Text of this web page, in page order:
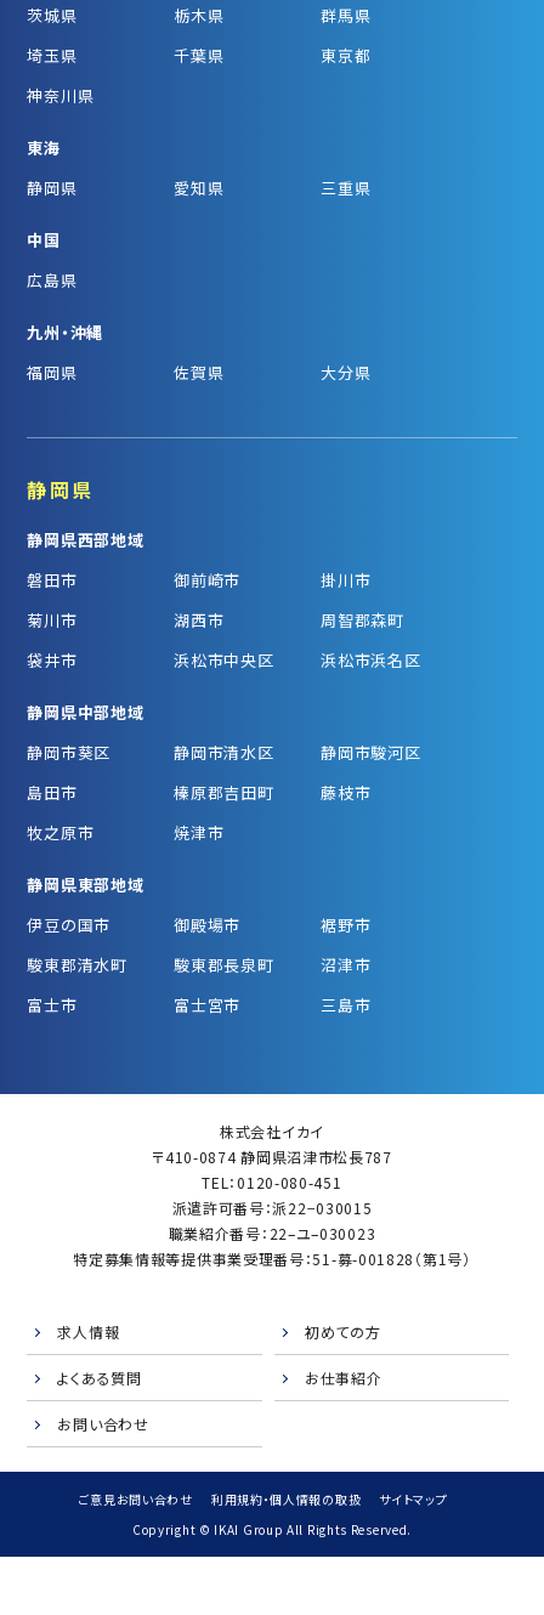
茨城県
栃木県
群馬県
埼玉県
千葉県
東京都
神奈川県
東海
静岡県
愛知県 三重県
中国
広島県
九州・沖縄
福岡県
佐賀県 大分県
静岡県
静岡県西部地域
磐田市
御前崎市
掛川市
菊川市
湖西市
周智郡森町
袋井市
浜松市中央区 浜松市浜名区
静岡県中部地域
静岡市葵区
静岡市清水区
静岡市駿河区
島田市
榛原郡吉田町
藤枝市
牧之原市
焼津市
静岡県東部地域
伊豆の国市
御殿場市
裾野市
駿東郡清水町
駿東郡長泉町
沼津市
富士市
富士宮市 三島市
株式会社イカイ
〒410-0874 静岡県沼津市松長787
TEL：0120-080-451
派遣許可番号：派22−030015
職業紹介番号：22–ユ–030023
特定募集情報等提供事業受理番号：51-募-001828（第1号）
求人情報 初めての方
よくある質問 お仕事紹介
お問い合わせ
ご意見お問い合わせ 利用規約・個人情報の取扱
サイトマップ
Copyright © IKAI Group All Rights Reserved.